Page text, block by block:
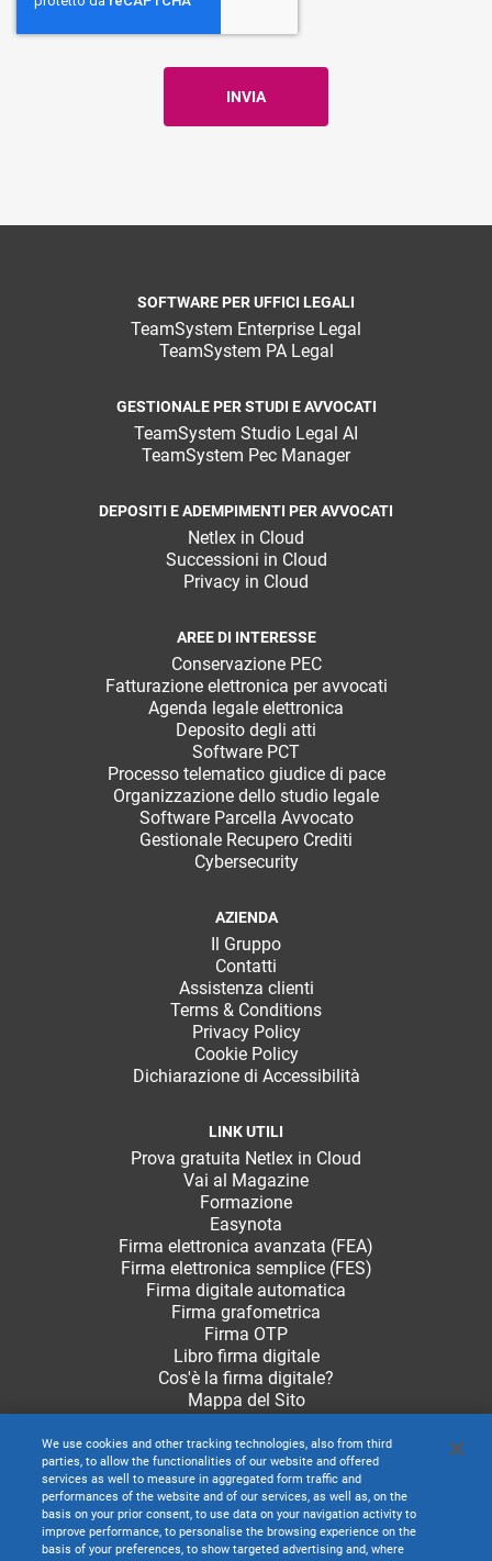
SOFTWARE PER UFFICI LEGALI
TeamSystem Enterprise Legal
TeamSystem PA Legal
GESTIONALE PER STUDI E AVVOCATI
TeamSystem Studio Legal AI
TeamSystem Pec Manager
DEPOSITI E ADEMPIMENTI PER AVVOCATI
Netlex in Cloud
Successioni in Cloud
Privacy in Cloud
AREE DI INTERESSE
Conservazione PEC
Fatturazione elettronica per avvocati
Agenda legale elettronica
Deposito degli atti
Software PCT
Processo telematico giudice di pace
Organizzazione dello studio legale
Software Parcella Avvocato
Gestionale Recupero Crediti
Cybersecurity
AZIENDA
Il Gruppo
Contatti
Assistenza clienti
Terms & Conditions
Privacy Policy
Cookie Policy
Dichiarazione di Accessibilità
LINK UTILI
Prova gratuita Netlex in Cloud
Vai al Magazine
Formazione
Easynota
Firma elettronica avanzata (FEA)
Firma elettronica semplice (FES)
Firma digitale automatica
Firma grafometrica
Firma OTP
Libro firma digitale
Cos'è la firma digitale?
Mappa del Sito
We use cookies and other tracking technologies, also from third
parties, to allow the functionalities of our website and offered
services as well to measure in aggregated form traffic and
performances of the website and of our services, as well as, on the
basis on your prior consent, to use data on your navigation activity to
improve performance, to personalise the browsing experience on the
basis of your preferences, to show targeted advertising and, where